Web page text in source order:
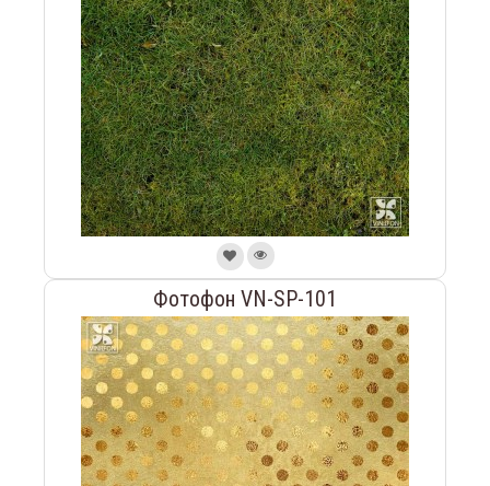
Фотофон VN-SP-101